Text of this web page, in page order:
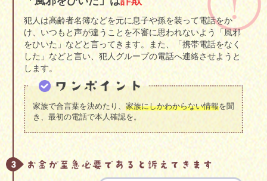
犯人は高齢者名簿などを元に息子や孫を装って電話をか
け、いつもと声が違うことを不審に思われないよう「風邪
をひいた」などと言ってきます。また、「携帯電話をなく
した」などと言い、犯人グループの電話へ連絡させようと
します。
家族で合言葉を決めたり、 家族にしかわからない情報を聞
き、最初の電話で本人確認を。